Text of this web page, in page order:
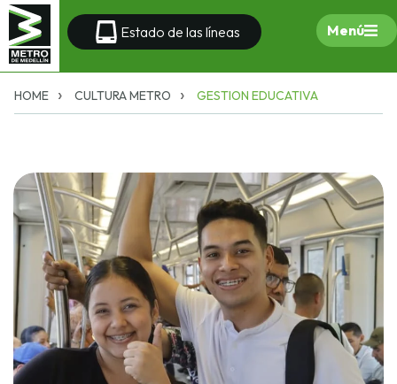
Estado de las líneas Menú
HOME CULTURA METRO GESTION EDUCATIVA